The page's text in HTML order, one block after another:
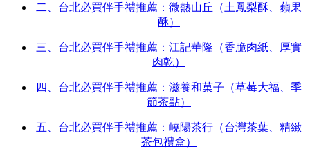
二、台北必買伴手禮推薦：微熱山丘（土鳳梨酥、蘋果
酥）
三、台北必買伴手禮推薦：江記華隆（香脆肉紙、厚實
肉乾）
四、台北必買伴手禮推薦：滋養和菓子（草莓大福、季
節茶點）
五、台北必買伴手禮推薦：嶢陽茶行（台灣茶葉、精緻
茶包禮盒）